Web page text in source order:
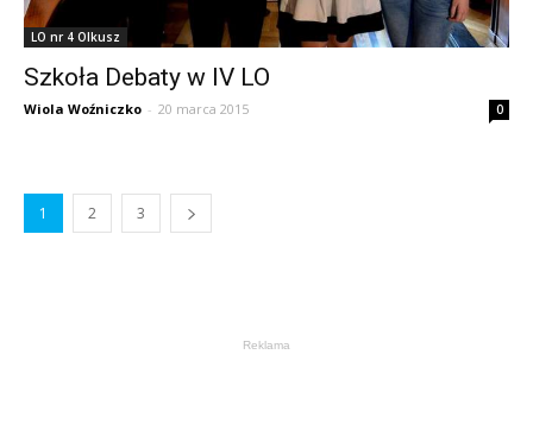
LO nr 4 Olkusz
Szkoła Debaty w IV LO
Wiola Woźniczko - 20 marca 2015 0
1 2 3
Reklama